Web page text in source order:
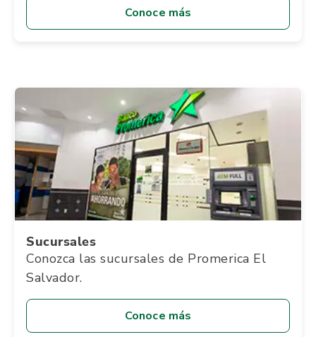
Conoce más
Sucursales
Conozca las sucursales de Promerica El
Salvador.
Conoce más